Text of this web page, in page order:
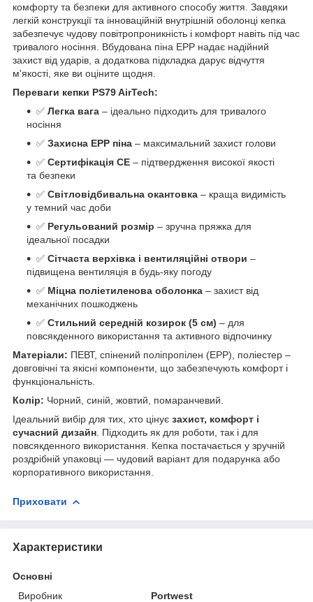
комфорту та безпеки для активного способу життя. Завдяки
легкій конструкції та інноваційній внутрішній оболонці кепка
забезпечує чудову повітропроникність і комфорт навіть під час
тривалого носіння. Вбудована піна EPP надає надійний
захист від ударів, а додаткова підкладка дарує відчуття
м'якості, яке ви оціните щодня.
Переваги кепки PS79 AirTech:
✅ Легка вага – ідеально підходить для тривалого
носіння
✅ Захисна EPP піна – максимальний захист голови
✅ Сертифікація CE – підтвердження високої якості
та безпеки
✅ Світловідбивальна окантовка – краща видимість
у темний час доби
✅ Регульований розмір – зручна пряжка для
ідеальної посадки
✅ Сітчаста верхівка і вентиляційні отвори –
підвищена вентиляція в будь-яку погоду
✅ Міцна поліетиленова оболонка – захист від
механічних пошкоджень
✅ Стильний середній козирок (5 см) – для
повсякденного використання та активного відпочинку
Матеріали: ПЕВТ, спінений поліпропілен (EPP), поліестер –
довговічні та якісні компоненти, що забезпечують комфорт і
функціональність.
Колір: Чорний, синій, жовтий, помаранчевий.
Ідеальний вибір для тих, хто цінує захист, комфорт і
сучасний дизайн . Підходить як для роботи, так і для
повсякденного використання. Кепка постачається у зручній
роздрібній упаковці — чудовий варіант для подарунка або
корпоративного використання.
Приховати
Характеристики
Основні
Виробник
Portwest